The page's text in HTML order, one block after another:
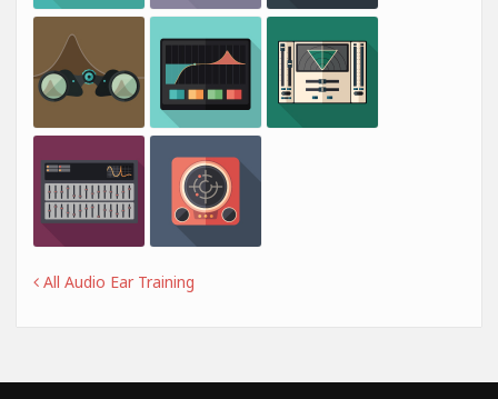
All Audio Ear Training